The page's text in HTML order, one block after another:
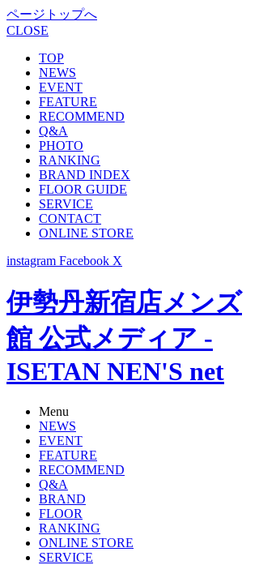
ページトップへ
CLOSE
TOP
NEWS
EVENT
FEATURE
RECOMMEND
Q&A
PHOTO
RANKING
BRAND INDEX
FLOOR GUIDE
SERVICE
CONTACT
ONLINE STORE
instagram Facebook X
伊勢丹新宿店メンズ
館 公式メディア -
ISETAN NEN'S net
Menu
NEWS
EVENT
FEATURE
RECOMMEND
Q&A
BRAND
FLOOR
RANKING
ONLINE STORE
SERVICE